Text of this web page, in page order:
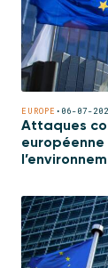
EUROPE • 06-07-
Attaques